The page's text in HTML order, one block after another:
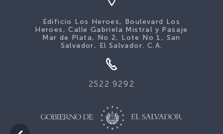
Edificio Los Heroes, Boulevard Los
Heroes, Calle Gabriela Mistral y Pasaje
Mar de Plata, No 2, Lote No 1, San
Salvador, El Salvador. C.A.
2522 9292